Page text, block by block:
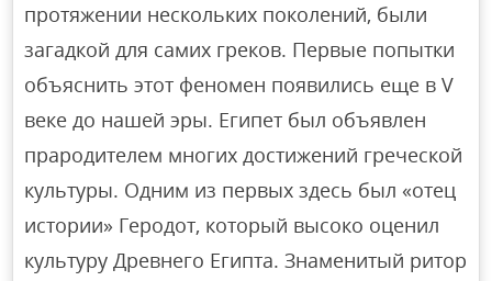
протяжении нескольких поколений, были
загадкой для самих греков. Первые попытки
объяснить этот феномен появились еще в V
веке до нашей эры. Египет был объявлен
прародителем многих достижений греческой
культуры. Одним из первых здесь был «отец
истории» Геродот, который высоко оценил
культуру Древнего Египта. Знаменитый ритор